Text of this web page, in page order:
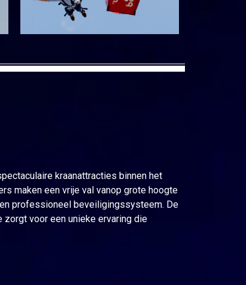
kraanattracties binnen het
maken een vrije val vanop grote hoogte
professioneel beveiligingssysteem. De
zorgt voor een unieke ervaring die